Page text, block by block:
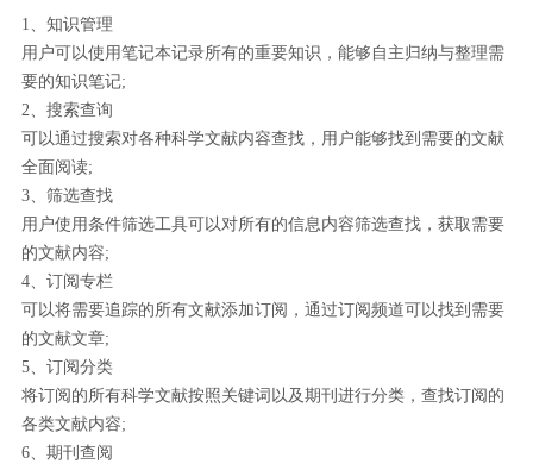
1、知识管理
用户可以使用笔记本记录所有的重要知识，能够自主归纳与整理需
要的知识笔记;
2、搜索查询
可以通过搜索对各种科学文献内容查找，用户能够找到需要的文献
全面阅读;
3、筛选查找
用户使用条件筛选工具可以对所有的信息内容筛选查找，获取需要
的文献内容;
4、订阅专栏
可以将需要追踪的所有文献添加订阅，通过订阅频道可以找到需要
的文献文章;
5、订阅分类
将订阅的所有科学文献按照关键词以及期刊进行分类，查找订阅的
各类文献内容;
6、期刊查阅